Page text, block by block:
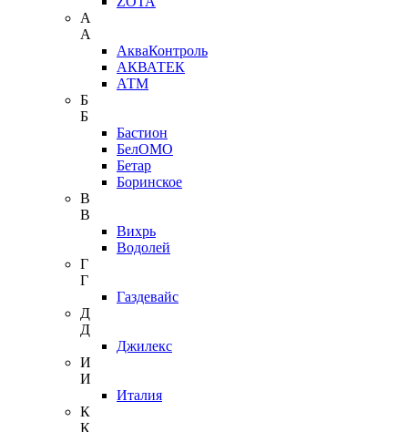
А
А
АкваКонтроль
АКВАТЕК
АТМ
Б
Б
Бастион
БелОМО
Бетар
Боринское
В
В
Вихрь
Водолей
Г
Г
Газдевайс
Д
Д
Джилекс
И
И
Италия
К
К